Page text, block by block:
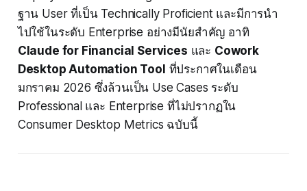
ฐาน User ที่เป็น Technically Proficient และมีการนำ
ไปใช้ในระดับ Enterprise อย่างมีนัยสำคัญ อาทิ
Claude for Financial Services และ Cowork
Desktop Automation Tool ที่ประกาศในเดือน
มกราคม 2026 ซึ่งล้วนเป็น Use Cases ระดับ
Professional และ Enterprise ที่ไม่ปรากฏใน
Consumer Desktop Metrics ฉบับนี้